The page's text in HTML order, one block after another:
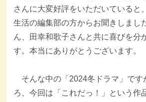
さんに大変好評をいただいていると
生活の編集部の方からお聞きしまし
ん、田幸和歌子さんと共に喜びを分
す。本当にありがとうございます。
そんな中の「2024冬ドラマ」です
ろ、今回は「これだっ！」という作